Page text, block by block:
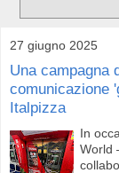
27 giugno 2025
Una campagna
comunicazione
Italpizza
In
World